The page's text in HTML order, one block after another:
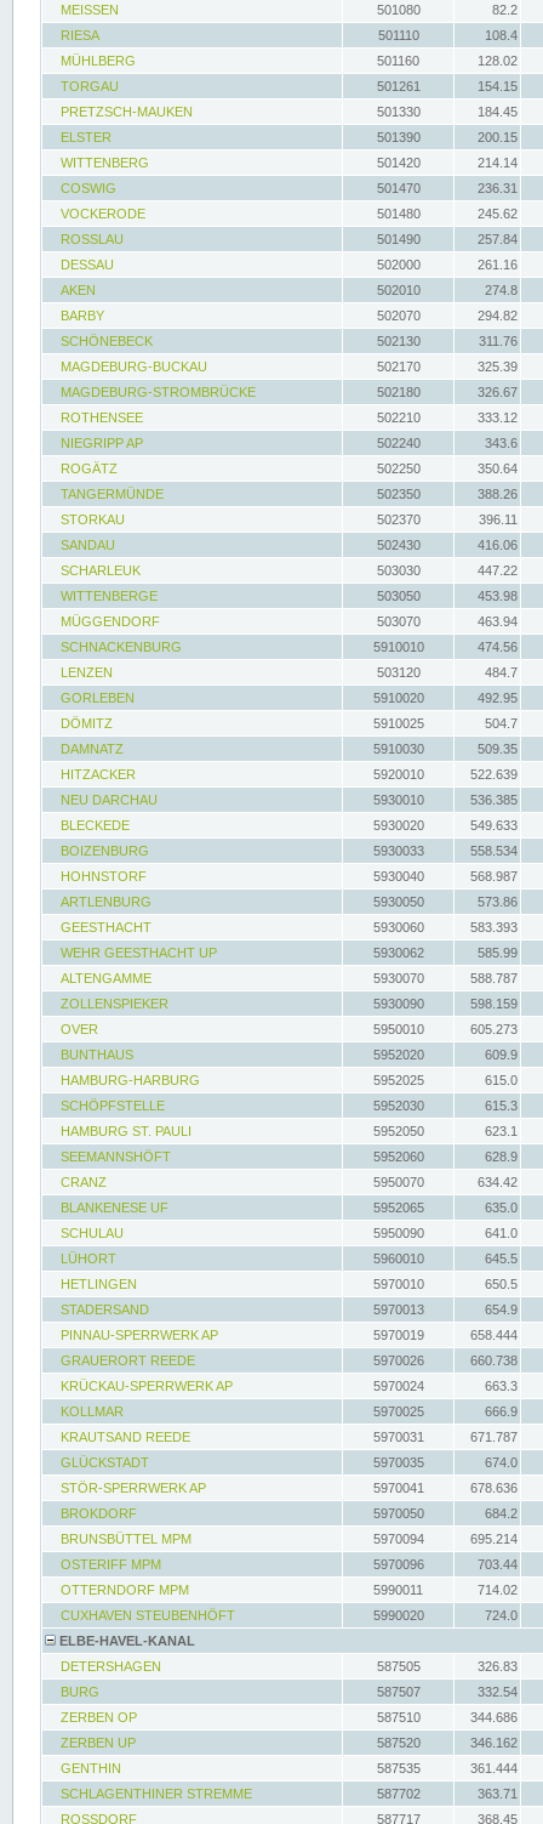
MEISSEN
501080
82.2
RIESA
501110
108.4
MÜHLBERG
501160
128.02
TORGAU
501261
154.15
PRETZSCH-MAUKEN
501330
184.45
ELSTER
501390
200.15
WITTENBERG
501420
214.14
COSWIG
501470
236.31
VOCKERODE
501480
245.62
ROSSLAU
501490
257.84
DESSAU
502000
261.16
AKEN
502010
274.8
BARBY
502070
294.82
SCHÖNEBECK
502130
311.76
MAGDEBURG-BUCKAU
502170
325.39
MAGDEBURG-STROMBRÜCKE
502180
326.67
ROTHENSEE
502210
333.12
NIEGRIPP AP
502240
343.6
ROGÄTZ
502250
350.64
TANGERMÜNDE
502350
388.26
STORKAU
502370
396.11
SANDAU
502430
416.06
SCHARLEUK
503030
447.22
WITTENBERGE
503050
453.98
MÜGGENDORF
503070
463.94
SCHNACKENBURG
5910010
474.56
LENZEN
503120
484.7
GORLEBEN
5910020
492.95
DÖMITZ
5910025
504.7
DAMNATZ
5910030
509.35
HITZACKER
5920010
522.639
NEU DARCHAU
5930010
536.385
BLECKEDE
5930020
549.633
BOIZENBURG
5930033
558.534
HOHNSTORF
5930040
568.987
ARTLENBURG
5930050
573.86
GEESTHACHT
5930060
583.393
WEHR GEESTHACHT UP
5930062
585.99
ALTENGAMME
5930070
588.787
ZOLLENSPIEKER
5930090
598.159
OVER
5950010
605.273
BUNTHAUS
5952020
609.9
HAMBURG-HARBURG
5952025
615.0
SCHÖPFSTELLE
5952030
615.3
HAMBURG ST. PAULI
5952050
623.1
SEEMANNSHÖFT
5952060
628.9
CRANZ
5950070
634.42
BLANKENESE UF
5952065
635.0
SCHULAU
5950090
641.0
LÜHORT
5960010
645.5
HETLINGEN
5970010
650.5
STADERSAND
5970013
654.9
PINNAU-SPERRWERK AP
5970019
658.444
GRAUERORT REEDE
5970026
660.738
KRÜCKAU-SPERRWERK AP
5970024
663.3
KOLLMAR
5970025
666.9
KRAUTSAND REEDE
5970031
671.787
GLÜCKSTADT
5970035
674.0
STÖR-SPERRWERK AP
5970041
678.636
BROKDORF
5970050
684.2
BRUNSBÜTTEL MPM
5970094
695.214
OSTERIFF MPM
5970096
703.44
OTTERNDORF MPM
5990011
714.02
CUXHAVEN STEUBENHÖFT
5990020
724.0
ELBE-HAVEL-KANAL
DETERSHAGEN
587505
326.83
BURG
587507
332.54
ZERBEN OP
587510
344.686
ZERBEN UP
587520
346.162
GENTHIN
587535
361.444
SCHLAGENTHINER STREMME
587702
363.71
ROSSDORF
587717 368.45